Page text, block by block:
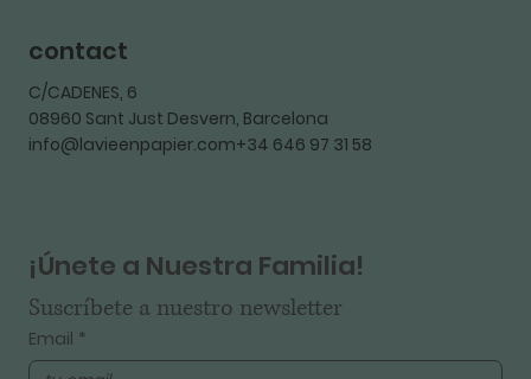
contact
C/CADENES, 6
08960 Sant Just Desvern, Barcelona
info@lavieenpapier.com+34 646 97 31 58
¡Únete a Nuestra Familia!
Suscríbete a nuestro newsletter
Email *